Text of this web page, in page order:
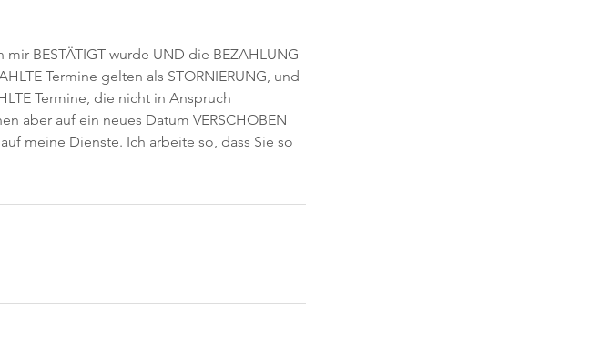
BESTÄTIGT wurde UND die BEZAHLUNG
Termine gelten als STORNIERUNG, und
Termine, die nicht in Anspruch
aber auf ein neues Datum VERSCHOBEN
meine Dienste. Ich arbeite so, dass Sie so